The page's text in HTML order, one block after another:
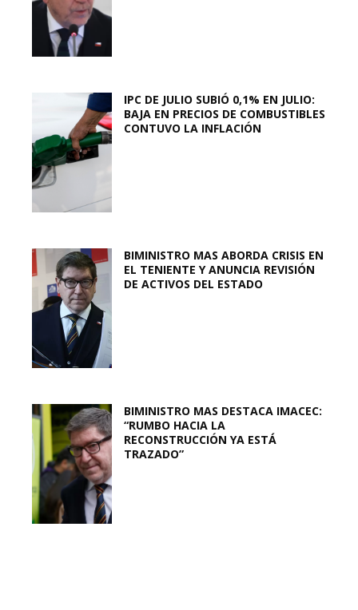
IPC DE JULIO SUBIÓ 0,1% EN JULIO:
BAJA EN PRECIOS DE COMBUSTIBLES
CONTUVO LA INFLACIÓN
BIMINISTRO MAS ABORDA CRISIS EN
EL TENIENTE Y ANUNCIA REVISIÓN
DE ACTIVOS DEL ESTADO
BIMINISTRO MAS DESTACA IMACEC:
“RUMBO HACIA LA
RECONSTRUCCIÓN YA ESTÁ
TRAZADO”